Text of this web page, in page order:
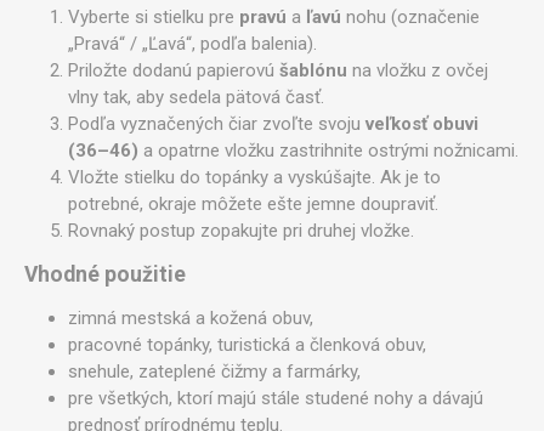
Vyberte si stielku pre pravú a ľavú nohu (označenie
„Pravá“ / „Ľavá“, podľa balenia).
Priložte dodanú papierovú šablónu na vložku z ovčej
vlny tak, aby sedela pätová časť.
Podľa vyznačených čiar zvoľte svoju veľkosť obuvi
(36–46) a opatrne vložku zastrihnite ostrými nožnicami.
Vložte stielku do topánky a vyskúšajte. Ak je to
potrebné, okraje môžete ešte jemne doupraviť.
Rovnaký postup zopakujte pri druhej vložke.
Vhodné použitie
zimná mestská a kožená obuv,
pracovné topánky, turistická a členková obuv,
snehule, zateplené čižmy a farmárky,
pre všetkých, ktorí majú stále studené nohy a dávajú
prednosť prírodnému teplu.